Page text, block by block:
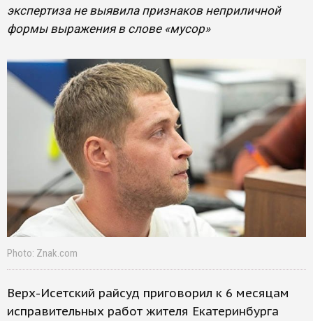
экспертиза не выявила признаков неприличной
формы выражения в слове «мусор»
Photo: Znak.com
Верх-Исетский райсуд приговорил к 6 месяцам
исправительных работ жителя Екатеринбурга